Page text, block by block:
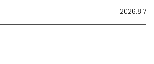
2026.8.7